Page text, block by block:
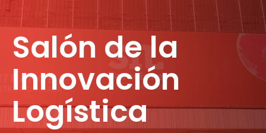
Salón de la
Innovación
Logística